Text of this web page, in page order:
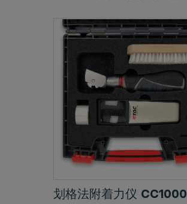
划格法附着力仪 CC1000